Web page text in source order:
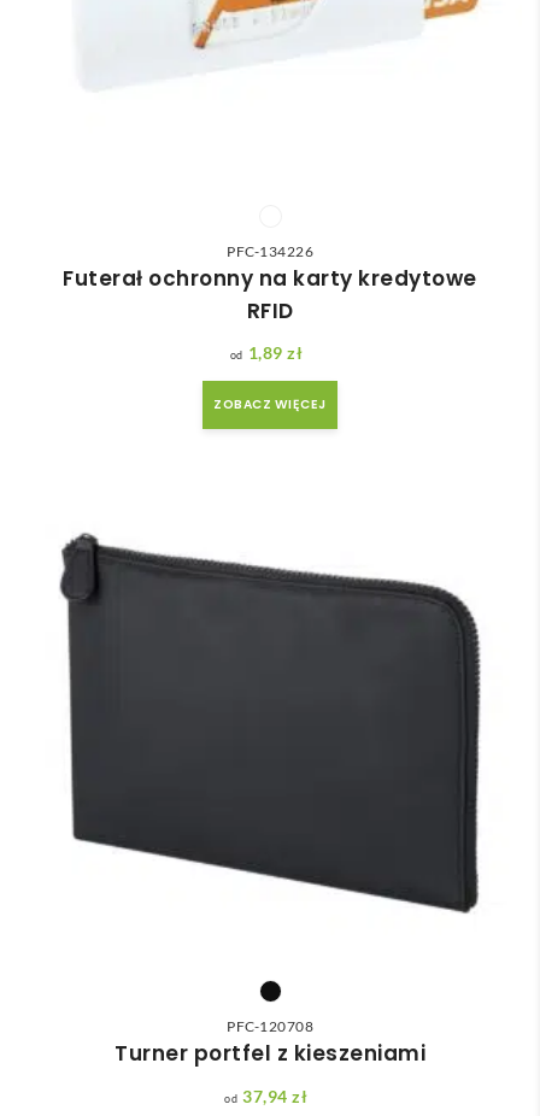
PFC-134226
Futerał ochronny na karty kredytowe
RFID
1,89 zł
ZOBACZ WIĘCEJ
PFC-120708
Turner portfel z kieszeniami
37,94zł